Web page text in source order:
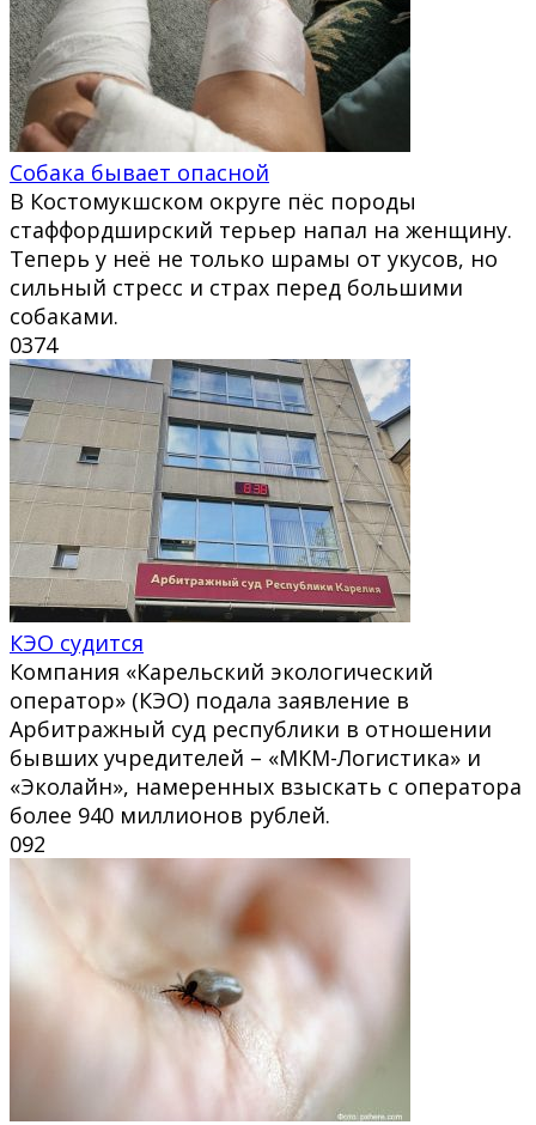
Собака бывает опасной
В Костомукшском округе пёс породы
стаффордширский терьер напал на женщину.
Теперь у неё не только шрамы от укусов, но
сильный стресс и страх перед большими
собаками.
0374
КЭО судится
Компания «Карельский экологический
оператор» (КЭО) подала заявление в
Арбитражный суд республики в отношении
бывших учредителей – «МКМ-Логистика» и
«Эколайн», намеренных взыскать с оператора
более 940 миллионов рублей.
092